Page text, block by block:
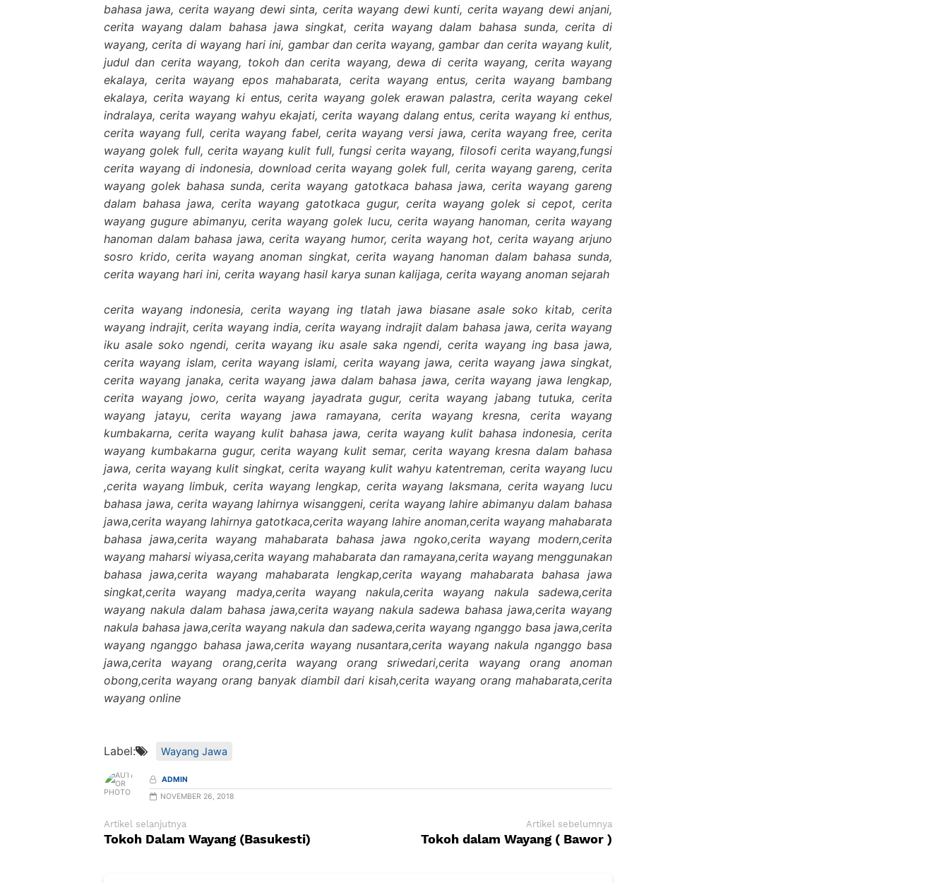
bahasa jawa, cerita wayang dewi sinta, cerita wayang dewi kunti, cerita wayang dewi anjani,
cerita wayang dalam bahasa jawa singkat, cerita wayang dalam bahasa sunda, cerita di
wayang, cerita di wayang hari ini, gambar dan cerita wayang, gambar dan cerita wayang kulit,
judul dan cerita wayang, tokoh dan cerita wayang, dewa di cerita wayang, cerita wayang
ekalaya, cerita wayang epos mahabarata, cerita wayang entus, cerita wayang bambang
ekalaya, cerita wayang ki entus, cerita wayang golek erawan palastra, cerita wayang cekel
indralaya, cerita wayang wahyu ekajati, cerita wayang dalang entus, cerita wayang ki enthus,
cerita wayang full, cerita wayang fabel, cerita wayang versi jawa, cerita wayang free, cerita
wayang golek full, cerita wayang kulit full, fungsi cerita wayang, filosofi cerita wayang,fungsi
cerita wayang di indonesia, download cerita wayang golek full, cerita wayang gareng, cerita
wayang golek bahasa sunda, cerita wayang gatotkaca bahasa jawa, cerita wayang gareng
dalam bahasa jawa, cerita wayang gatotkaca gugur, cerita wayang golek si cepot, cerita
wayang gugure abimanyu, cerita wayang golek lucu, cerita wayang hanoman, cerita wayang
hanoman dalam bahasa jawa, cerita wayang humor, cerita wayang hot, cerita wayang arjuno
sosro krido, cerita wayang anoman singkat, cerita wayang hanoman dalam bahasa sunda,
cerita wayang hari ini, cerita wayang hasil karya sunan kalijaga, cerita wayang anoman sejarah
cerita wayang indonesia, cerita wayang ing tlatah jawa biasane asale soko kitab, cerita
wayang indrajit, cerita wayang india, cerita wayang indrajit dalam bahasa jawa, cerita wayang
iku asale soko ngendi, cerita wayang iku asale saka ngendi, cerita wayang ing basa jawa,
cerita wayang islam, cerita wayang islami, cerita wayang jawa, cerita wayang jawa singkat,
cerita wayang janaka, cerita wayang jawa dalam bahasa jawa, cerita wayang jawa lengkap,
cerita wayang jowo, cerita wayang jayadrata gugur, cerita wayang jabang tutuka, cerita
wayang jatayu, cerita wayang jawa ramayana, cerita wayang kresna, cerita wayang
kumbakarna, cerita wayang kulit bahasa jawa, cerita wayang kulit bahasa indonesia, cerita
wayang kumbakarna gugur, cerita wayang kulit semar, cerita wayang kresna dalam bahasa
jawa, cerita wayang kulit singkat, cerita wayang kulit wahyu katentreman, cerita wayang lucu
,cerita wayang limbuk, cerita wayang lengkap, cerita wayang laksmana, cerita wayang lucu
bahasa jawa, cerita wayang lahirnya wisanggeni, cerita wayang lahire abimanyu dalam bahasa
jawa,cerita wayang lahirnya gatotkaca,cerita wayang lahire anoman,cerita wayang mahabarata
bahasa jawa,cerita wayang mahabarata bahasa jawa ngoko,cerita wayang modern,cerita
wayang maharsi wiyasa,cerita wayang mahabarata dan ramayana,cerita wayang menggunakan
bahasa jawa,cerita wayang mahabarata lengkap,cerita wayang mahabarata bahasa jawa
singkat,cerita wayang madya,cerita wayang nakula,cerita wayang nakula sadewa,cerita
wayang nakula dalam bahasa jawa,cerita wayang nakula sadewa bahasa jawa,cerita wayang
nakula bahasa jawa,cerita wayang nakula dan sadewa,cerita wayang nganggo basa jawa,cerita
wayang nganggo bahasa jawa,cerita wayang nusantara,cerita wayang nakula nganggo basa
jawa,cerita wayang orang,cerita wayang orang sriwedari,cerita wayang orang anoman
obong,cerita wayang orang banyak diambil dari kisah,cerita wayang orang mahabarata,cerita
wayang online
Label: Wayang Jawa
ADMIN
NOVEMBER 26, 2018
Artikel selanjutnya
Tokoh Dalam Wayang (Basukesti)
Artikel sebelumnya
Tokoh dalam Wayang ( Bawor )